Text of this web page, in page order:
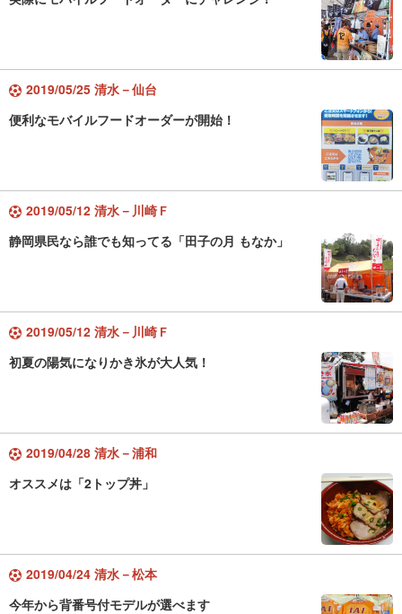
2019/05/25 清水－仙台
便利なモバイルフードオーダーが開始！
2019/05/12 清水－川崎Ｆ
静岡県民なら誰でも知ってる「田子の月 もなか」
2019/05/12 清水－川崎Ｆ
初夏の陽気になりかき氷が大人気！
2019/04/28 清水－浦和
オススメは「2トップ丼」
2019/04/24 清水－松本
今年から背番号付モデルが選べます